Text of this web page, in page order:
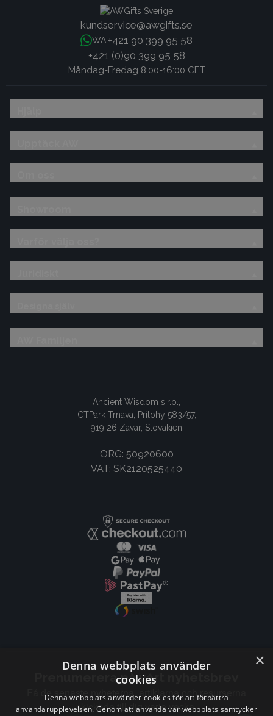
kundservice@awgifts.se
WA:+421 90 399 95 58
+421 (0)90 399 95 58
Måndag-Fredag 8:00-16:00 CET
Ancient Wisdom s.r.o.,
CTPark Trnava, Prílohy 583/57,
919 26 Zavar, Slovakien
ORG: 50920600
VAT: SK2120525440
Prenumerera på vårt nyhetsbrev
Få de senaste nyheterna, artiklarna och resurserna
skickade till dig varje vecka.
×
Denna webbplats använder
cookies
Denna webbplats använder cookies för att förbättra
användarupplevelsen. Genom att använda vår webbplats samtycker